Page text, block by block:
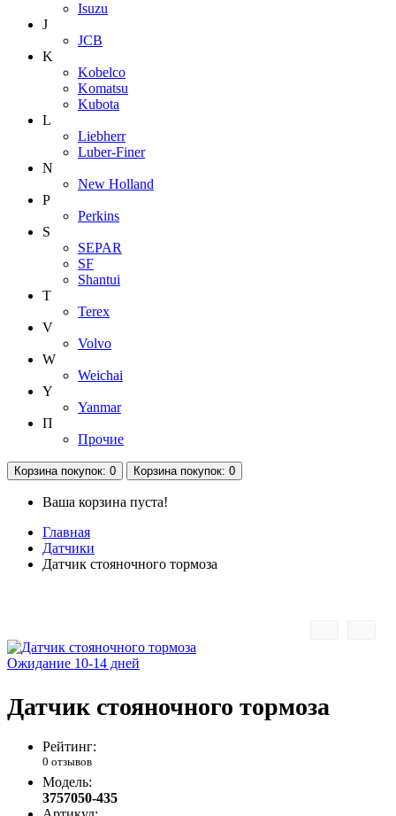
Isuzu
J
JCB
K
Kobelco
Komatsu
Kubota
L
Liebherr
Luber-Finer
N
New Holland
P
Perkins
S
SEPAR
SF
Shantui
T
Terex
V
Volvo
W
Weichai
Y
Yanmar
П
Прочие
Корзинапокупок: 0 Корзинапокупок: 0
Ваша корзина пуста!
Главная
Датчики
Датчик стояночного тормоза
Ожидание 10-14 дней
Датчик стояночного тормоза
Рейтинг:
0 отзывов
Модель:
3757050-435